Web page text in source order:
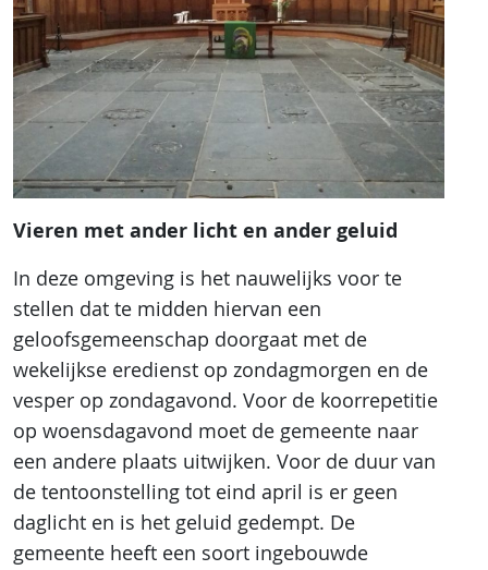
Vieren met ander licht en ander geluid
In deze omgeving is het nauwelijks voor te
stellen dat te midden hiervan een
geloofsgemeenschap doorgaat met de
wekelijkse eredienst op zondagmorgen en de
vesper op zondagavond. Voor de koorrepetitie
op woensdagavond moet de gemeente naar
een andere plaats uitwijken. Voor de duur van
de tentoonstelling tot eind april is er geen
daglicht en is het geluid gedempt. De
gemeente heeft een soort ingebouwde